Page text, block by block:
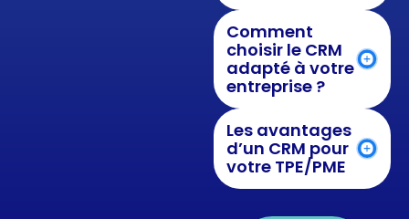
Comment
choisir le CRM
adapté à votre
entreprise ?
Les avantages
d’un CRM pour
votre TPE/PME